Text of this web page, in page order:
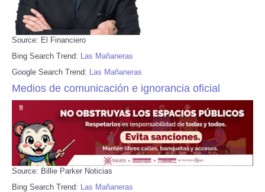
Source: El Financiero
Bing Search Trend: Las Mañaneras
Google Search Trend: Las Mañaneras
Medios de comunicación e ignorancia oficial
Source: Billie Parker Noticias
Bing Search Trend:
Las Mañaneras